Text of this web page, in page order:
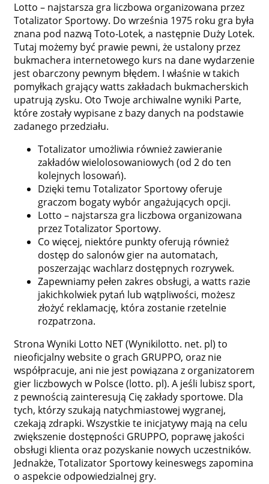
Lotto – najstarsza gra liczbowa organizowana przez
Totalizator Sportowy. Do września 1975 roku gra była
znana pod nazwą Toto-Lotek, a następnie Duży Lotek.
Tutaj możemy być prawie pewni, że ustalony przez
bukmachera internetowego kurs na dane wydarzenie
jest obarczony pewnym błędem. I właśnie w takich
pomyłkach grający watts zakładach bukmacherskich
upatrują zysku. Oto Twoje archiwalne wyniki Parte,
które zostały wypisane z bazy danych na podstawie
zadanego przedziału.
Totalizator umożliwia również zawieranie
zakładów wielolosowaniowych (od 2 do ten
kolejnych losowań).
Dzięki temu Totalizator Sportowy oferuje
graczom bogaty wybór angażujących opcji.
Lotto – najstarsza gra liczbowa organizowana
przez Totalizator Sportowy.
Co więcej, niektóre punkty oferują również
dostęp do salonów gier na automatach,
poszerzając wachlarz dostępnych rozrywek.
Zapewniamy pełen zakres obsługi, a watts razie
jakichkolwiek pytań lub wątpliwości, możesz
złożyć reklamację, która zostanie rzetelnie
rozpatrzona.
Strona Wyniki Lotto NET (Wynikilotto. net. pl) to
nieoficjalny website o grach GRUPPO, oraz nie
współpracuje, ani nie jest powiązana z organizatorem
gier liczbowych w Polsce (lotto. pl). A jeśli lubisz sport,
z pewnością zainteresują Cię zakłady sportowe. Dla
tych, którzy szukają natychmiastowej wygranej,
czekają zdrapki. Wszystkie te inicjatywy mają na celu
zwiększenie dostępności GRUPPO, poprawę jakości
obsługi klienta oraz pozyskanie nowych uczestników.
Jednakże, Totalizator Sportowy keineswegs zapomina
o aspekcie odpowiedzialnej gry.